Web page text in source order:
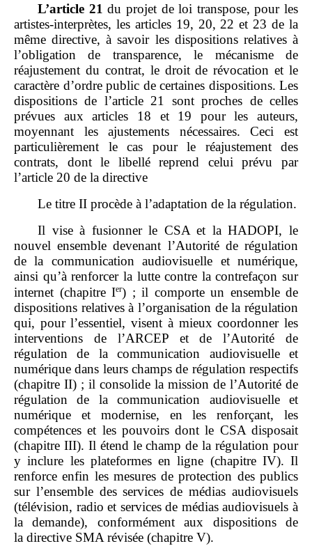
L’article 21 du projet de loi transpose, pour les
artistes‑interprètes, les articles 19, 20, 22 et 23 de la
même directive, à savoir les dispositions relatives à
l’obligation de transparence, le mécanisme de
réajustement du contrat, le droit de révocation et le
caractère d’ordre public de certaines dispositions. Les
dispositions de l’article 21 sont proches de celles
prévues aux articles 18 et 19 pour les auteurs,
moyennant les ajustements nécessaires. Ceci est
particulièrement le cas pour le réajustement des
contrats, dont le libellé reprend celui prévu par
l’article 20 de la directive
Le titre II procède à l’adaptation de la régulation.
Il vise à fusionner le CSA et la HADOPI, le
nouvel ensemble devenant l’Autorité de régulation
de la communication audiovisuelle et numérique,
ainsi qu’à renforcer la lutte contre la contrefaçon sur
internet (chapitre Ier) ; il comporte un ensemble de
dispositions relatives à l’organisation de la régulation
qui, pour l’essentiel, visent à mieux coordonner les
interventions de l’ARCEP et de l’Autorité de
régulation de la communication audiovisuelle et
numérique dans leurs champs de régulation respectifs
(chapitre II) ; il consolide la mission de l’Autorité de
régulation de la communication audiovisuelle et
numérique et modernise, en les renforçant, les
compétences et les pouvoirs dont le CSA disposait
(chapitre III). Il étend le champ de la régulation pour
y inclure les plateformes en ligne (chapitre IV). Il
renforce enfin les mesures de protection des publics
sur l’ensemble des services de médias audiovisuels
(télévision, radio et services de médias audiovisuels à
la demande), conformément aux dispositions de
la directive SMA révisée (chapitre V).